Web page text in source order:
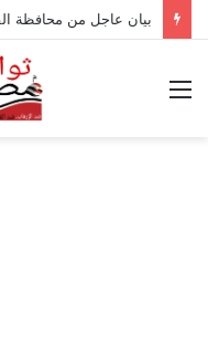
بيان عاجل من محافظة
القائمة